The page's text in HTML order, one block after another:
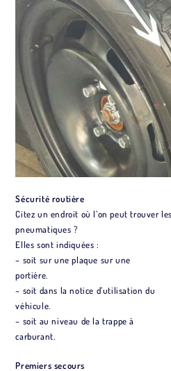
Sécurité routière
Citez un endroit où l’on peut trouver
pneumatiques ?
Elles sont indiquées :
– soit sur une plaque sur une
portière.
– soit dans la notice d’utilisation du
véhicule.
– soit au niveau de la trappe à
carburant.
Premiers secours